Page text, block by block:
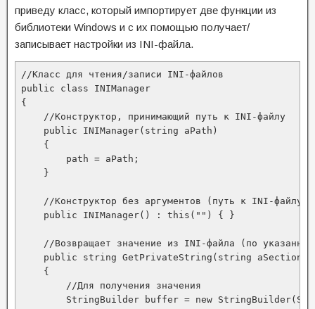
приведу класс, который импортирует две функции из
библиотеки Windows и с их помощью получает/
записывает настройки из INI-файла.
//Класс для чтения/записи INI-файлов
public class INIManager
{
    //Конструктор, принимающий путь к INI-файлу
    public INIManager(string aPath)
    {
        path = aPath;
    }
//Конструктор без аргументов (путь к INI-файлу
    public INIManager() : this("") { }
//Возвращает значение из INI-файла (по
public string GetPrivateString(string aSection,
    {
        //Для получения значения
StringBuilder buffer = new